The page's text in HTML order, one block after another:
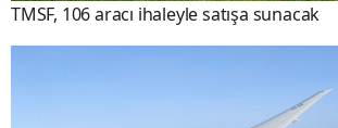
TMSF, 106 aracı ihaleyle satışa sunacak